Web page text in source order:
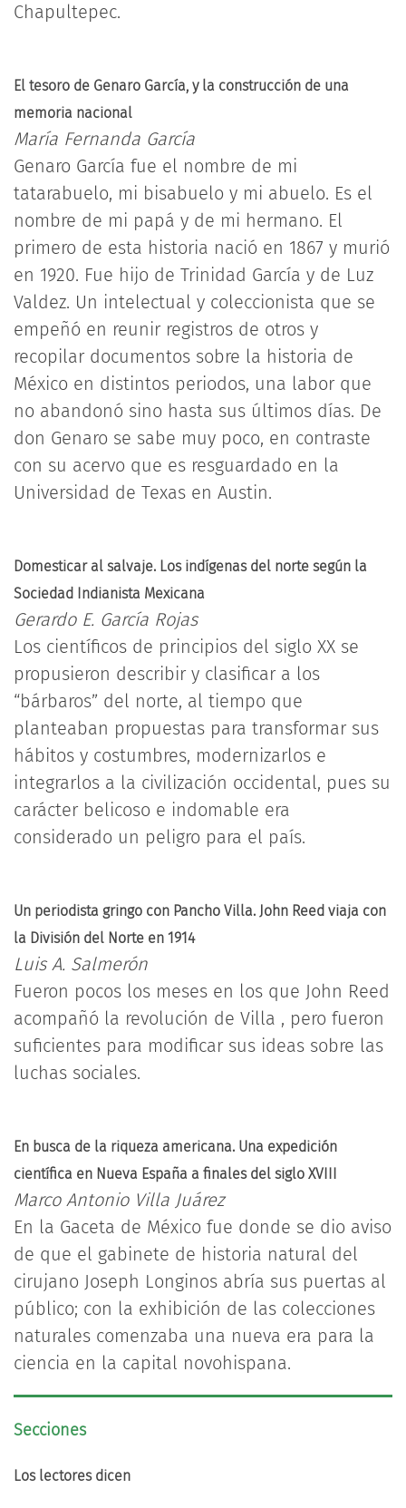
Chapultepec.
El tesoro de Genaro García, y la construcción de una
memoria nacional
María Fernanda García
Genaro García fue el nombre de mi
tatarabuelo, mi bisabuelo y mi abuelo. Es el
nombre de mi papá y de mi hermano. El
primero de esta historia nació en 1867 y murió
en 1920. Fue hijo de Trinidad García y de Luz
Valdez. Un intelectual y coleccionista que se
empeñó en reunir registros de otros y
recopilar documentos sobre la historia de
México en distintos periodos, una labor que
no abandonó sino hasta sus últimos días. De
don Genaro se sabe muy poco, en contraste
con su acervo que es resguardado en la
Universidad de Texas en Austin.
Domesticar al salvaje. Los indígenas del norte según la
Sociedad Indianista Mexicana
Gerardo E. García Rojas
Los científicos de principios del siglo XX se
propusieron describir y clasificar a los
“bárbaros” del norte, al tiempo que
planteaban propuestas para transformar sus
hábitos y costumbres, modernizarlos e
integrarlos a la civilización occidental, pues su
carácter belicoso e indomable era
considerado un peligro para el país.
Un periodista gringo con Pancho Villa. John Reed viaja con
la División del Norte en 1914
Luis A. Salmerón
Fueron pocos los meses en los que John Reed
acompañó la revolución de Villa , pero fueron
suficientes para modificar sus ideas sobre las
luchas sociales.
En busca de la riqueza americana. Una expedición
científica en Nueva España a finales del siglo XVIII
Marco Antonio Villa Juárez
En la Gaceta de México fue donde se dio aviso
de que el gabinete de historia natural del
cirujano Joseph Longinos abría sus puertas al
público; con la exhibición de las colecciones
naturales comenzaba una nueva era para la
ciencia en la capital novohispana.
Secciones
Los lectores dicen